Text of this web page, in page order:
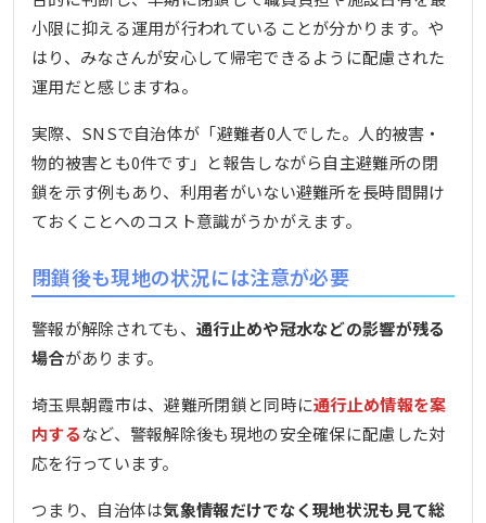
小限に抑える運用が行われていることが分かります。や
はり、みなさんが安心して帰宅できるように配慮された
運用だと感じますね。
実際、SNSで自治体が「避難者0人でした。人的被害・
物的被害とも0件です」と報告しながら自主避難所の閉
鎖を示す例もあり、利用者がいない避難所を長時間開け
ておくことへのコスト意識がうかがえます。
閉鎖後も現地の状況には注意が必要
警報が解除されても、 通行止めや冠水などの影響が残る
場合があります。
埼玉県朝霞市は、避難所閉鎖と同時に通行止め情報を案
内するなど、警報解除後も現地の安全確保に配慮した対
応を行っています。
つまり、自治体は気象情報だけでなく現地状況も見て総